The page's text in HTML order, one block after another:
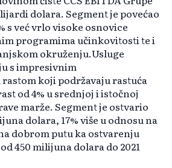
dolara. Segment je povećao
s već vrlo visoke osnovice
programima učinkovitosti te i
okruženju.Usluge
s impresivnim
koji podržavaju rastuća
od 4% u srednjoj i istočnoj
marže. Segment je ostvario
dolara, 17% više u odnosu na
dobrom putu ka ostvarenju
450 milijuna dolara do 2021